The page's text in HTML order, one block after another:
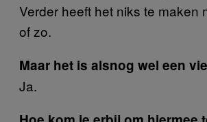
Verder heeft het niks te maken
of zo.
Maar het is alsnog wel een
Ja.